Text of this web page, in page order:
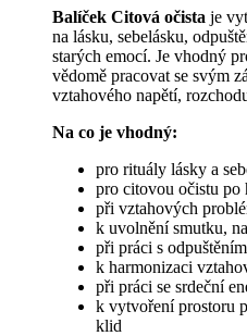
Balíček Citová očista je
na lásku, sebelásku,
starých emocí. Je vhodný
vědomě pracovat se svým
vztahového napětí,
Na co je vhodný:
pro rituály lásky a
pro citovou očistu po
při vztahových
k uvolnění smutku,
při práci s
k harmonizaci
při práci se srdeční
k vytvoření prostoru
klid